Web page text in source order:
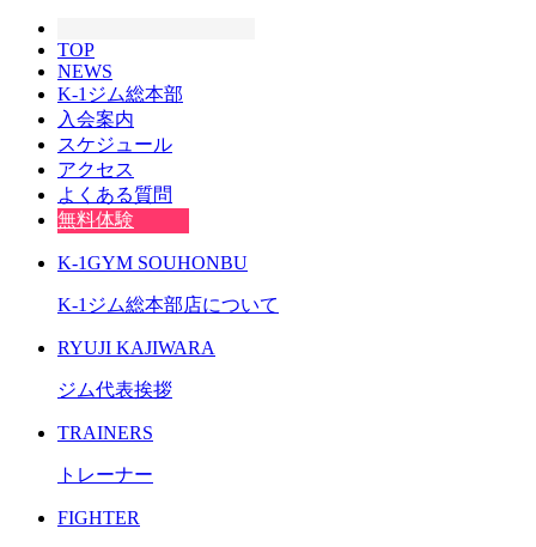
TOP
NEWS
K-1ジム総本部
入会案内
スケジュール
アクセス
よくある質問
無料体験
K-1GYM SOUHONBU
K-1ジム総本部店について
RYUJI KAJIWARA
ジム代表挨拶
TRAINERS
トレーナー
FIGHTER